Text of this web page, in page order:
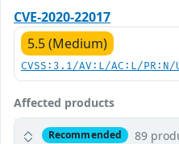
CVE-2020-22017
5.5 (Medium)
CVSS:3.1/AV:L/AC:L/
Affected products
Recommended 89